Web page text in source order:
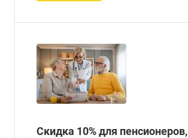
Скидка 10% для пенсионеров,